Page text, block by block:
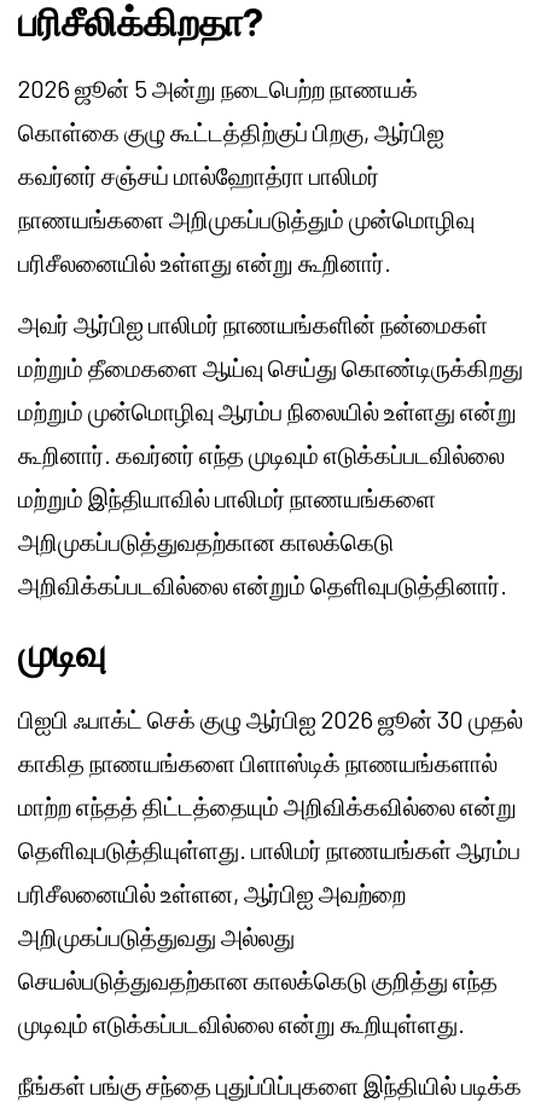
பரிசீலிக்கிறதா?
2026 ஜூன் 5 அன்று நடைபெற்ற நாணயக்
கொள்கை குழு கூட்டத்திற்குப் பிறகு, ஆர்பிஐ
கவர்னர் சஞ்சய் மால்ஹோத்ரா பாலிமர்
நாணயங்களை அறிமுகப்படுத்தும் முன்மொழிவு
பரிசீலனையில் உள்ளது என்று கூறினார்.
அவர் ஆர்பிஐ பாலிமர் நாணயங்களின் நன்மைகள்
மற்றும் தீமைகளை ஆய்வு செய்து கொண்டிருக்கிறது
மற்றும் முன்மொழிவு ஆரம்ப நிலையில் உள்ளது என்று
கூறினார். கவர்னர் எந்த முடிவும் எடுக்கப்படவில்லை
மற்றும் இந்தியாவில் பாலிமர் நாணயங்களை
அறிமுகப்படுத்துவதற்கான காலக்கெடு
அறிவிக்கப்படவில்லை என்றும் தெளிவுபடுத்தினார்.
முடிவு
பிஐபி ஃபாக்ட் செக் குழு ஆர்பிஐ 2026 ஜூன் 30 முதல்
காகித நாணயங்களை பிளாஸ்டிக் நாணயங்களால்
மாற்ற எந்தத் திட்டத்தையும் அறிவிக்கவில்லை என்று
தெளிவுபடுத்தியுள்ளது. பாலிமர் நாணயங்கள் ஆரம்ப
பரிசீலனையில் உள்ளன, ஆர்பிஐ அவற்றை
அறிமுகப்படுத்துவது அல்லது
செயல்படுத்துவதற்கான காலக்கெடு குறித்து எந்த
முடிவும் எடுக்கப்படவில்லை என்று கூறியுள்ளது.
நீங்கள் பங்கு சந்தை புதுப்பிப்புகளை இந்தியில் படிக்க